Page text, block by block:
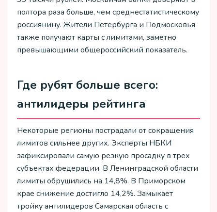
полтора раза больше, чем среднестатистическому
россиянину. Жители Петербурга и Подмосковья
также получают карты с лимитами, заметно
превышающими общероссийский показатель.
Где рубят больше всего:
антилидеры рейтинга
Некоторые регионы пострадали от сокращения
лимитов сильнее других. Эксперты НБКИ
зафиксировали самую резкую просадку в трех
субъектах федерации. В Ленинградской области
лимиты обрушились на 14,8%. В Приморском
крае снижение достигло 14,2%. Замыкает
тройку антилидеров Самарская область с